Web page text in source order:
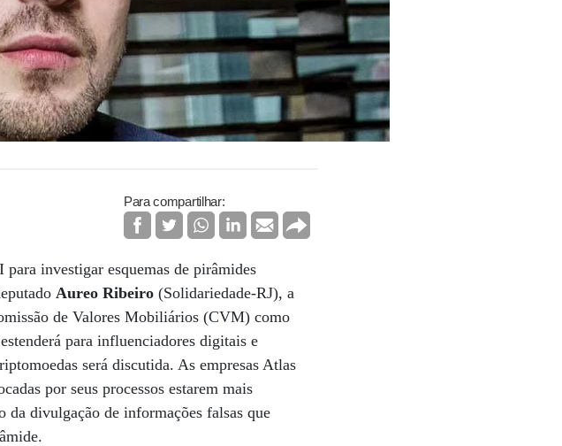
Para compartilhar:
investigar esquemas de pirâmides
Aureo Ribeiro (Solidariedade-RJ), a
de Valores Mobiliários (CVM) como
para influenciadores digitais e
será discutida. As empresas Atlas
por seus processos estarem mais
da divulgação de informações falsas que